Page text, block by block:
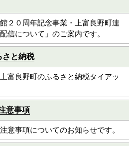
２０周年記念事業・上富良野町連
信について」のご案内です。
さと納税
富良野町のふるさと納税タイアッ
意事項
意事項についてのお知らせです。